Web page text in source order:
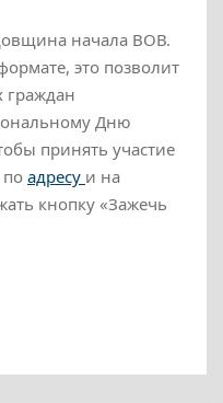
начала ВОВ.
это позволит
граждан
Дню
принять участие
адресу и на
кнопку «Зажечь